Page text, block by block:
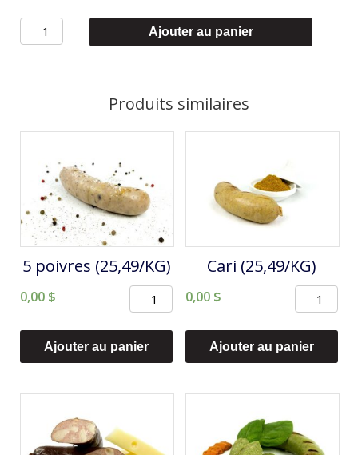
quantité
Ajouter au panier
Produits similaires
5 poivres (25,49/KG)
0,00 $
quantité
5
poivres
Ajouter au panier
Cari (25,49/KG)
0,00 $
quantité
Cari
(25,49/KG)
Ajouter au panier